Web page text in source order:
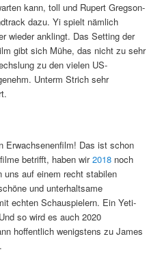
kann, toll und Rupert Gregson-
dazu. Yi spielt nämlich
wieder anklingt. Das Setting der
gibt sich Mühe, das nicht zu sehr
zu den vielen US-
Unterm Strich sehr
Erwachsenenfilm! Das ist schon
betrifft, haben wir2018 noch
uns auf einem recht stabilen
und unterhaltsame
echten Schauspielern. Ein Yeti-
so wird es auch 2020
hoffentlich wenigstens zu James